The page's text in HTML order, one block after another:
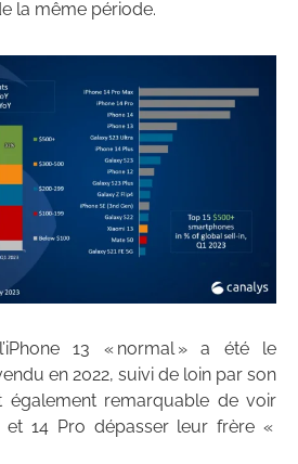
la même période.
13 « normal » a été le
en 2022, suivi de loin par son
également remarquable de voir
et 14 Pro dépasser leur frère «